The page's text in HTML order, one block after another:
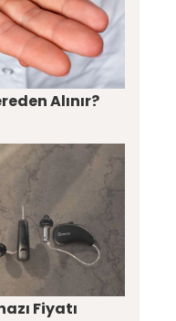
Alınır?
Fiyatı